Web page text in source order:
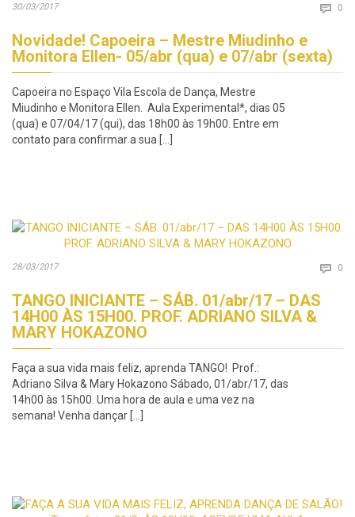
30/03/2017  0
Novidade! Capoeira – Mestre Miudinho e
Monitora Ellen- 05/abr (qua) e 07/abr (sexta)
Capoeira no Espaço Vila Escola de Dança, Mestre
Miudinho e Monitora Ellen. Aula Experimental*, dias 05
(qua) e 07/04/17 (qui), das 18h00 às 19h00. Entre em
contato para confirmar a sua […]
28/03/2017  0
TANGO INICIANTE – SÁB. 01/abr/17 – DAS
14H00 ÀS 15H00. PROF. ADRIANO SILVA &
MARY HOKAZONO
Faça a sua vida mais feliz, aprenda TANGO! Prof.:
Adriano Silva & Mary Hokazono Sábado, 01/abr/17, das
14h00 às 15h00. Uma hora de aula e uma vez na
semana! Venha dançar […]